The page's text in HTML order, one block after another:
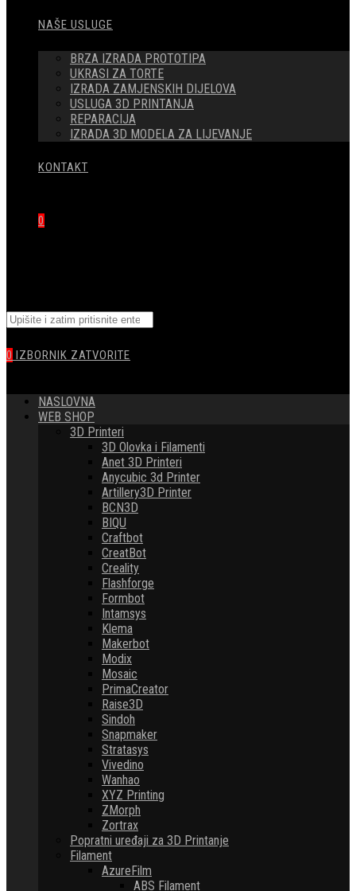
NAŠE USLUGE
BRZA IZRADA PROTOTIPA
UKRASI ZA TORTE
IZRADA ZAMJENSKIH DIJELOVA
USLUGA 3D PRINTANJA
REPARACIJA
IZRADA 3D MODELA ZA LIJEVANJE
KONTAKT
0
WEBSITE
Pretražite
ovu
web
stranicu
0 IZBORNIK ZATVORITE
NASLOVNA
WEB SHOP
3D Printeri
3D Olovka i Filamenti
Anet 3D Printeri
Anycubic 3d Printer
Artillery3D Printer
BCN3D
BIQU
Craftbot
CreatBot
Creality
Flashforge
Formbot
Intamsys
Klema
Makerbot
Modix
Mosaic
PrimaCreator
Raise3D
Sindoh
Snapmaker
Stratasys
Vivedino
Wanhao
XYZ Printing
ZMorph
Zortrax
Popratni uređaji za 3D Printanje
Filament
AzureFilm
ABS Filament